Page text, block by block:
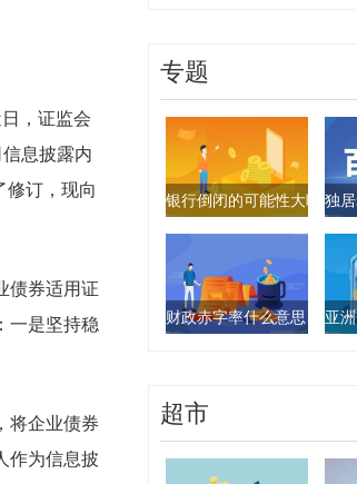
，证监会
息披露内
订，现向
债券适用证
一是坚持稳
将企业债券
作为信息披
专题
银行倒闭的可能性大吗？银
独
财政赤字率什么意思？财政
亚
超市